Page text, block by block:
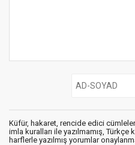
Küfür, hakaret, rencide edici
imla kuralları ile yazılmamış,
harflerle yazılmış yorumlar